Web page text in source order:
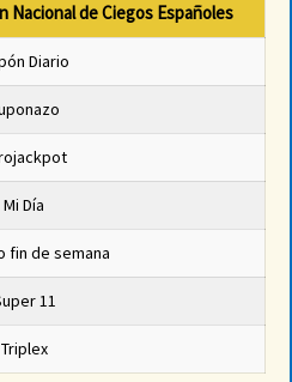
Nacional de Ciegos Españoles
Diario
Mi Día
fin de semana
11
Triplex